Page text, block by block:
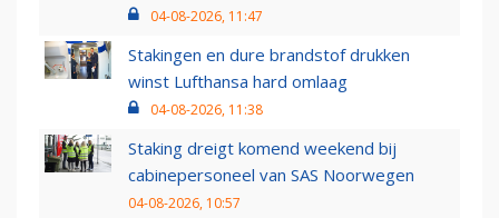
04-08-2026, 11:47
Stakingen en dure brandstof drukken
winst Lufthansa hard omlaag
04-08-2026, 11:38
Staking dreigt komend weekend bij
cabinepersoneel van SAS Noorwegen
04-08-2026, 10:57